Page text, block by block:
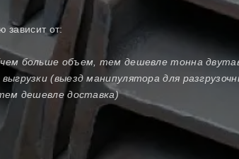
зависит от:
больше объем, тем дешевле тонна
(выезд манипулятора для
дешевле доставка)